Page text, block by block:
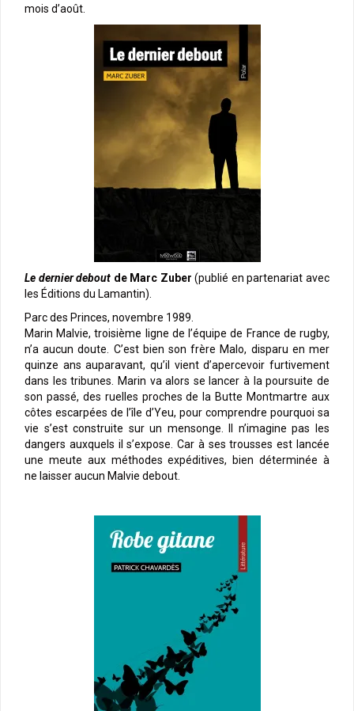
mois d’août.
Le dernier debout de Marc Zuber (publié en partenariat avec
les Éditions du Lamantin).
Parc des Princes, novembre 1989.
Marin Malvie, troisième ligne de l’équipe de France de rugby,
n’a aucun doute. C’est bien son frère Malo, disparu en mer
quinze ans auparavant, qu’il vient d’apercevoir furtivement
dans les tribunes. Marin va alors se lancer à la poursuite de
son passé, des ruelles proches de la Butte Montmartre aux
côtes escarpées de l’île d’Yeu, pour comprendre pourquoi sa
vie s’est construite sur un mensonge. Il n’imagine pas les
dangers auxquels il s’expose. Car à ses trousses est lancée
une meute aux méthodes expéditives, bien déterminée à
ne laisser aucun Malvie debout.